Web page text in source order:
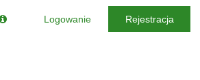
Logowanie Rejestracja